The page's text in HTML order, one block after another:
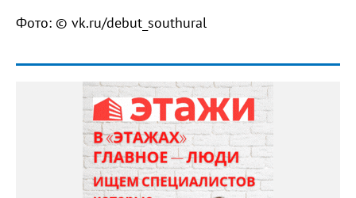
Фото: © vk.ru/debut_southural